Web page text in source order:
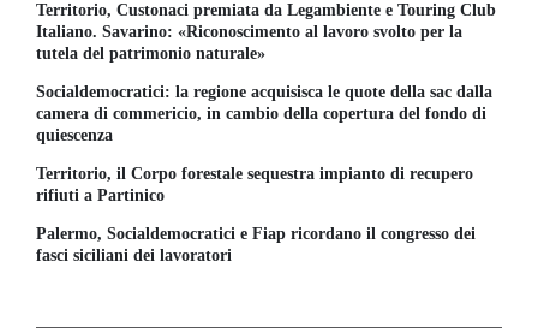
Territorio, Custonaci premiata da Legambiente e Touring Club
Italiano. Savarino: «Riconoscimento al lavoro svolto per la
tutela del patrimonio naturale»
Socialdemocratici: la regione acquisisca le quote della sac dalla
camera di commericio, in cambio della copertura del fondo di
quiescenza
Territorio, il Corpo forestale sequestra impianto di recupero
rifiuti a Partinico
Palermo, Socialdemocratici e Fiap ricordano il congresso dei
fasci siciliani dei lavoratori